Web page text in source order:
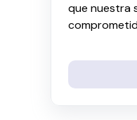
que nuestra